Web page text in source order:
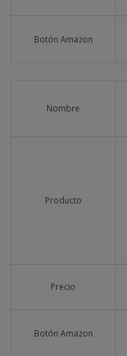
Botón Amazon
Nombre
Producto
Precio
Botón Amazon